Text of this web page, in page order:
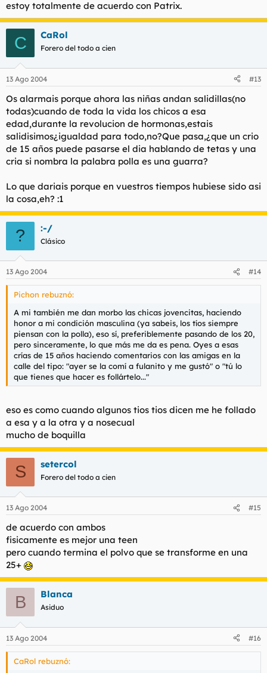
estoy totalmente de acuerdo con Patrix.
C CaRol
Forero del todo a cien
13 Ago 2004 #13
Os alarmais porque ahora las niñas andan salidillas(no
todas)cuando de toda la vida los chicos a esa
edad,durante la revolucion de hormonas,estais
salidisimos¿igualdad para todo,no?Que pasa,¿que un crio
de 15 años puede pasarse el dia hablando de tetas y una
cria si nombra la palabra polla es una guarra?
Lo que dariais porque en vuestros tiempos hubiese sido asi
la cosa,eh? :1
? :-/
Clásico
13 Ago 2004 #14
Pichon rebuznó:
A mi también me dan morbo las chicas jovencitas, haciendo
honor a mi condición masculina (ya sabeis, los tíos siempre
piensan con la polla), eso sí, preferiblemente pasando de los 20,
pero sinceramente, lo que más me da es pena. Oyes a esas
crías de 15 años haciendo comentarios con las amigas en la
calle del tipo: "ayer se la comí a fulanito y me gustó" o "tú lo
que tienes que hacer es follártelo..."
eso es como cuando algunos tios tios dicen me he follado
a esa y a la otra y a nosecual
mucho de boquilla
S setercol
Forero del todo a cien
13 Ago 2004 #15
de acuerdo con ambos
fisicamente es mejor una teen
pero cuando termina el polvo que se transforme en una
25+
B Blanca
Asiduo
13 Ago 2004 #16
CaRol rebuznó: